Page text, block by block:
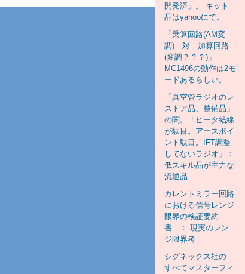
開発済」。 キット
品はyahooにて。
「乗算回路(AM変
調) 対 加算回路
(変調？？？)」
MC1496の動作は2モ
ードあるらしい。
「真空管ラジオのレ
ストア品、整備品」
の闇。「ヒータ結線
が駄目。アースポイ
ント駄目。IFT調整
してないラジオ」：
低スキル品が主力な
流通品
カレントミラー回路
における信号レンジ
限界の検証要約
書 ： 現実のレン
ジ限界考
シグネックス社の
すべてマスターフィ